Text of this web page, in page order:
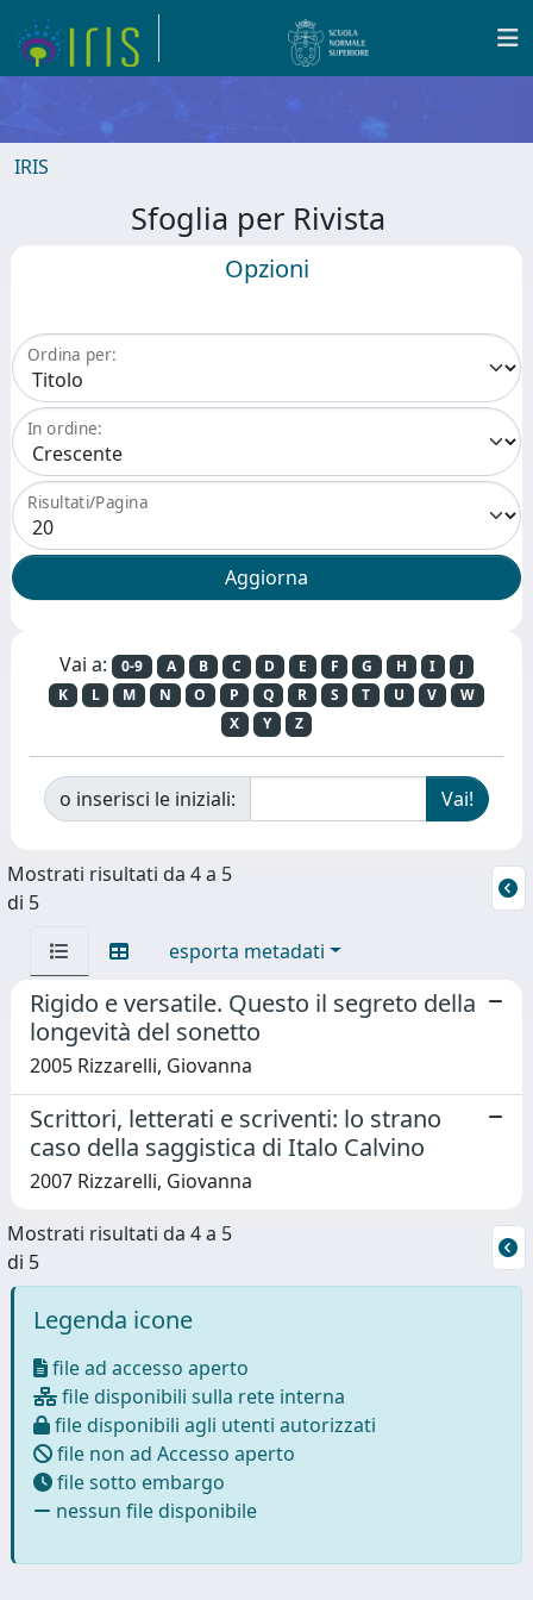
IRIS
Sfoglia per Rivista
Opzioni
Ordina per:
In ordine:
Risultati/Pagina
Vai a: 0-9 A B C D E F G H I
J
K
L M N O P Q R S T U V
W
X
Y Z
o inserisci le iniziali:
Mostrati risultati da 4 a 5
di 5
esporta metadati
Rigido e versatile. Questo il segreto della
longevità del sonetto
2005 Rizzarelli, Giovanna
Scrittori, letterati e scriventi: lo strano
caso della saggistica di Italo Calvino
2007 Rizzarelli, Giovanna
Mostrati risultati da 4 a 5
di 5
Legenda icone
file ad accesso aperto
file disponibili sulla rete interna
file disponibili agli utenti autorizzati
file non ad Accesso aperto
file sotto embargo
nessun file disponibile